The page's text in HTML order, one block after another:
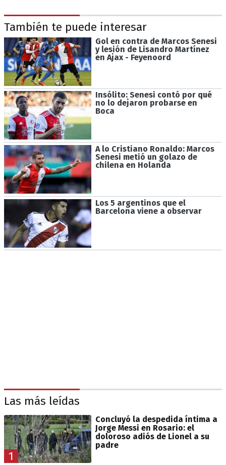
También te puede interesar
Gol en contra de Marcos Senesi
y lesión de Lisandro Martínez
en Ajax - Feyenoord
Insólito: Senesi contó por qué
no lo dejaron probarse en
Boca
A lo Cristiano Ronaldo: Marcos
Senesi metió un golazo de
chilena en Holanda
Los 5 argentinos que el
Barcelona viene a observar
Las más leídas
1
Concluyó la despedida íntima a
Jorge Messi en Rosario: el
doloroso adiós de Lionel a su
padre